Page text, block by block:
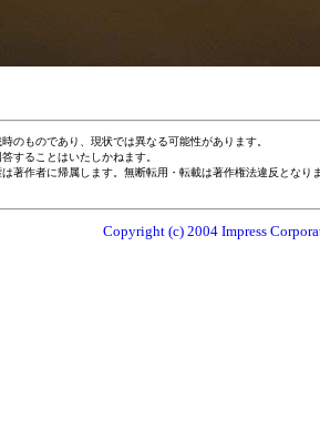
のものであり、現状では異なる可能性があります。
することはいたしかねます。
は著作者に帰属します。無断転用・転載は著作権法違反とな
Copyright (c) 2004 Impress